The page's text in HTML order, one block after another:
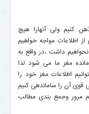
کنیم ولی آنهارا هیچ
اطلاعات مواجه خواهیم
داشت ،در واقع به
مغز ما می شود لذا
اطلاعات مغز خود را
قوی آن را ساماندهی کنیم
مرور وجمع بندی مطالب